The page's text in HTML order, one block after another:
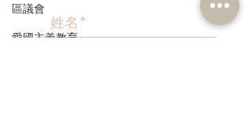
區議會
愛國主義教育